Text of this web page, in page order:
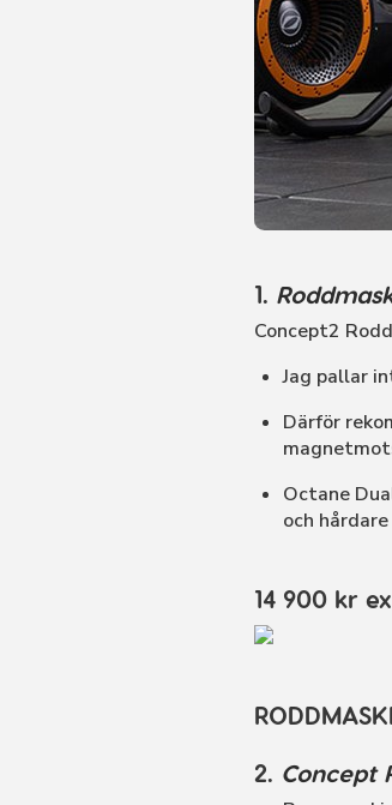
1.
Concept2
Jag pallar
Därför
Octane
och
14 900 kr
2. Concept